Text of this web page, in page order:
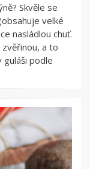
Skvěle se
velké
nasládlou chuť.
a to
podle